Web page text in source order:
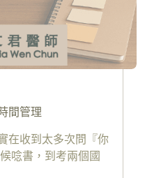
間管理
在收到太多次問『你
唸書，到考兩個國